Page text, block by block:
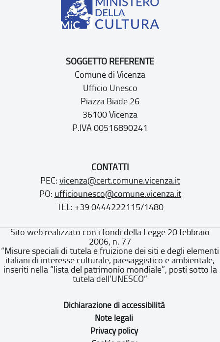
SOGGETTO REFERENTE
Comune di Vicenza
Ufficio Unesco
Piazza Biade 26
36100 Vicenza
P.IVA 00516890241
CONTATTI
PEC: vicenza@cert.comune.vicenza.it
PO: ufficiounesco@comune.vicenza.it
TEL: +39 0444222115/1480
Sito web realizzato con i fondi della Legge 20 febbraio
2006, n. 77
“Misure speciali di tutela e fruizione dei siti e degli elementi
italiani di interesse culturale, paesaggistico e ambientale,
inseriti nella “lista del patrimonio mondiale”, posti sotto la
tutela dell’UNESCO”
Dichiarazione di accessibilità
Note legali
Privacy policy